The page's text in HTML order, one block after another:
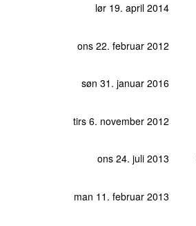
tirs 16. januar 2024
fre 26. maj 2017
man 16. november 2020
lør 1. april 2023
lør 19. april 2014
ons 22. februar 2012
søn 31. januar 2016
tirs 6. november 2012
ons 24. juli 2013
man 11. februar 2013